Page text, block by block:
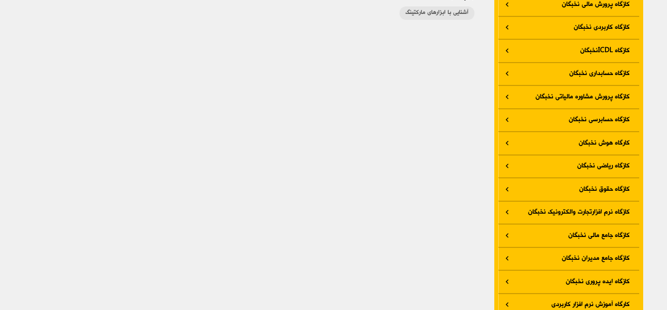
کازگاه پرورش مالی نخبگان
کازگاه کاربردی نخبگان
کازگاه ICDLنخبگان
کازگاه حسابداری نخبگان
کازگاه پرورش مشاوره مالیاتی نخبگان
کازگاه حسابرسی نخبگان
کارگاه هوش نخبگان
کازگاه ریاضی نخبگان
کازگاه حقوق نخبگان
کازگاه نرم افزارتجارت والکترونیک نخبگان
کازگاه جامع مالی نخبگان
کازگاه جامع مدیران نخبگان
کازگاه ایده پروری نخبگان
کارگاه آموزش نرم افزار کاربردی
آشنایی با ابزارهای مارکتینگ